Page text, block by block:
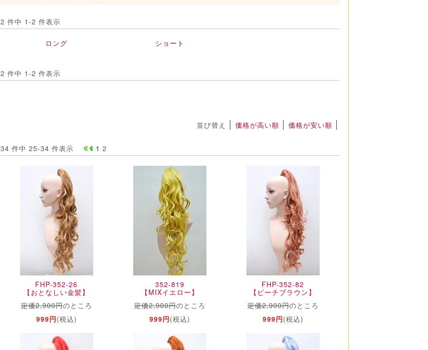
2 件中 1-2 件表示
ロング ショート
2 件中 1-2 件表示
並び替え 価格が高い順 価格が安い順
34 件中 25-34 件表示 1 2
FHP-352-26
【おとなしい金髪】
定価2,900円のところ
999円(税込)
352-819
【MIXイエロー】
定価2,900円のところ
999円(税込)
FHP-352-82
【ピーチブラウン】
定価2,900円のところ
999円(税込)